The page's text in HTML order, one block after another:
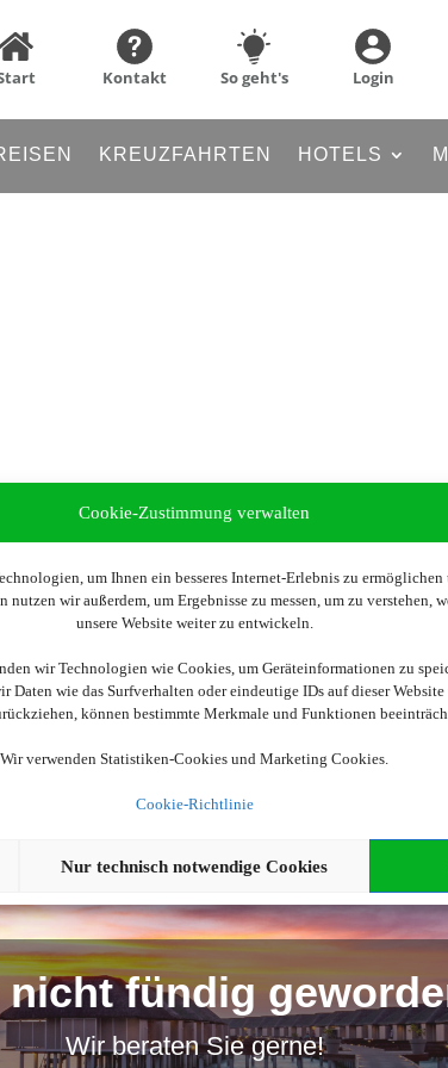
Cookie-Zustimmung verwalten
um Ihnen ein besseres Internet-Erlebnis zu ermöglichen
wir außerdem, um Ergebnisse zu messen, um zu verstehen,
unsere Website weiter zu entwickeln.
wir Technologien wie Cookies, um Geräteinformationen zu
Daten wie das Surfverhalten oder eindeutige IDs auf dieser
können bestimmte Merkmale und Funktionen
Wir verwenden Statistiken-Cookies und Marketing Cookies.
Cookie-Richtlinie
Nur technisch notwendige Cookies
Kontakt So geht's Login
KREUZFAHRTEN HOTELS
Ihre Einwilligung
Sie bitte die Cookies. Es werden ggf.
Cookies akzeptieren
nicht fündig
Wir beraten Sie gerne!